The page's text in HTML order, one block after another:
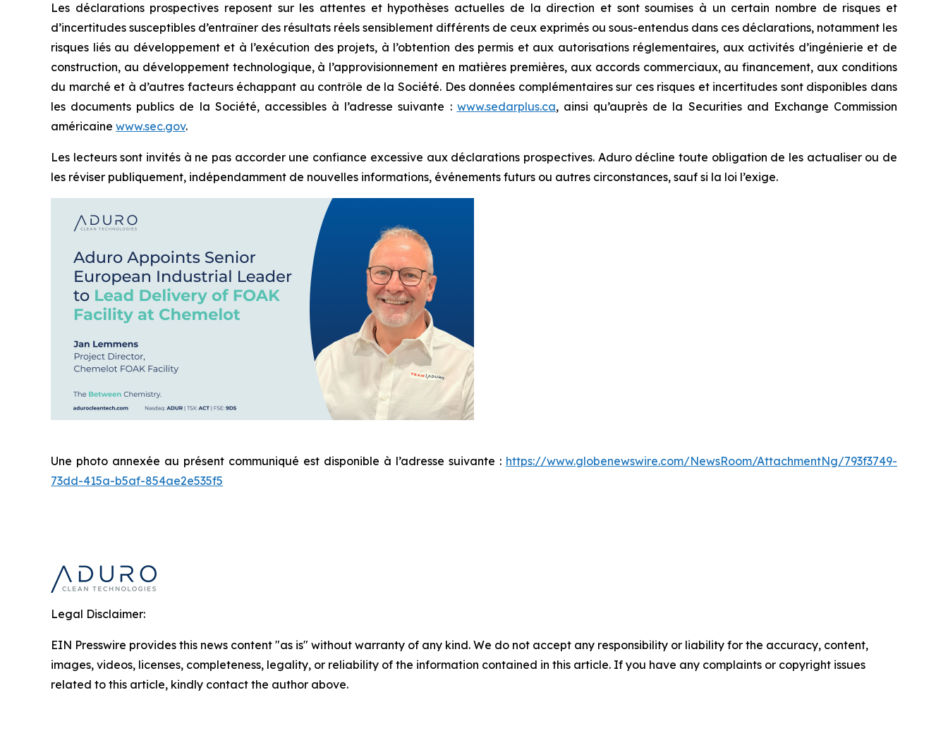
Les déclarations prospectives reposent sur les attentes et hypothèses actuelles de la direction et sont soumises à un certain nombre de risques et
d’incertitudes susceptibles d’entraîner des résultats réels sensiblement différents de ceux exprimés ou sous-entendus dans ces déclarations, notamment les
risques liés au développement et à l’exécution des projets, à l’obtention des permis et aux autorisations réglementaires, aux activités d’ingénierie et de
construction, au développement technologique, à l’approvisionnement en matières premières, aux accords commerciaux, au financement, aux conditions
du marché et à d’autres facteurs échappant au contrôle de la Société. Des données complémentaires sur ces risques et incertitudes sont disponibles dans
les documents publics de la Société, accessibles à l’adresse suivante : www.sedarplus.ca, ainsi qu’auprès de la Securities and Exchange Commission
américaine www.sec.gov.
Les lecteurs sont invités à ne pas accorder une confiance excessive aux déclarations prospectives. Aduro décline toute obligation de les actualiser ou de
les réviser publiquement, indépendamment de nouvelles informations, événements futurs ou autres circonstances, sauf si la loi l’exige.
Une photo annexée au présent communiqué est disponible à l’adresse suivante : https://www.globenewswire.com/NewsRoom/AttachmentNg/793f3749-
73dd-415a-b5af-854ae2e535f5
Legal Disclaimer:
EIN Presswire provides this news content "as is" without warranty of any kind. We do not accept any responsibility or liability for the accuracy, content,
images, videos, licenses, completeness, legality, or reliability of the information contained in this article. If you have any complaints or copyright issues
related to this article, kindly contact the author above.